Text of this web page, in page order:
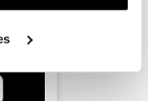
"Configurar